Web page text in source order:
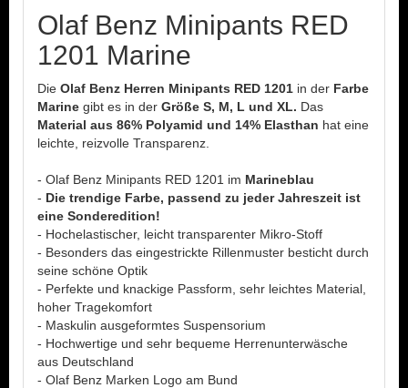
Olaf Benz Minipants RED
1201 Marine
Die Olaf Benz Herren Minipants RED 1201 in der Farbe
Marine gibt es in der Größe S, M, L und XL. Das
Material aus 86% Polyamid und 14% Elasthan hat eine
leichte, reizvolle Transparenz.
- Olaf Benz Minipants RED 1201 im Marineblau
- Die trendige Farbe, passend zu jeder Jahreszeit ist
eine Sonderedition!
- Hochelastischer, leicht transparenter Mikro-Stoff
- Besonders das eingestrickte Rillenmuster besticht durch
seine schöne Optik
- Perfekte und knackige Passform, sehr leichtes Material,
hoher Tragekomfort
- Maskulin ausgeformtes Suspensorium
- Hochwertige und sehr bequeme Herrenunterwäsche
aus Deutschland
- Olaf Benz Marken Logo am Bund